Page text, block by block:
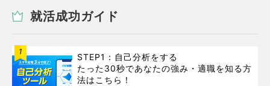
就活成功ガイド
1
STEP1：自己分析をする
たった30秒であなたの強み・適職を知る方
法はこちら！